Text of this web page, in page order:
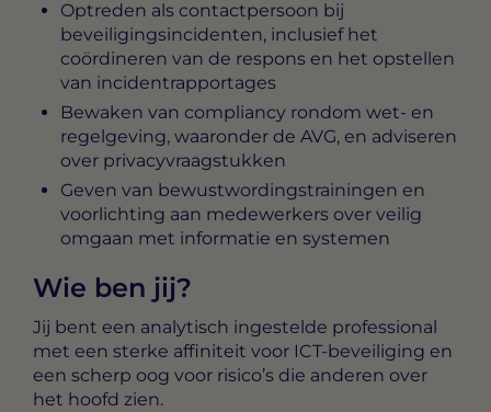
Optreden als contactpersoon bij
beveiligingsincidenten, inclusief het
coördineren van de respons en het opstellen
van incidentrapportages
Bewaken van compliancy rondom wet- en
regelgeving, waaronder de AVG, en adviseren
over privacyvraagstukken
Geven van bewustwordingstrainingen en
voorlichting aan medewerkers over veilig
omgaan met informatie en systemen
Wie ben jij?
Jij bent een analytisch ingestelde professional
met een sterke affiniteit voor ICT-beveiliging en
een scherp oog voor risico’s die anderen over
het hoofd zien.